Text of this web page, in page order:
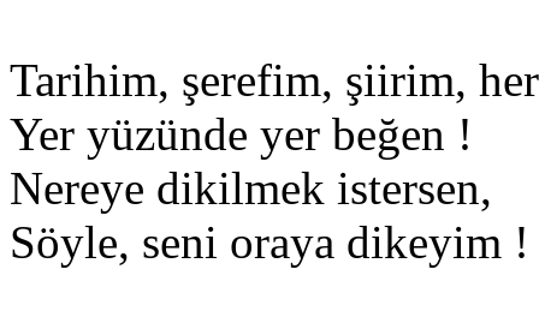
Tarihim, şerefim, şiirim,
Yer yüzünde yer beğen !
Nereye dikilmek istersen,
Söyle, seni oraya dikeyim !